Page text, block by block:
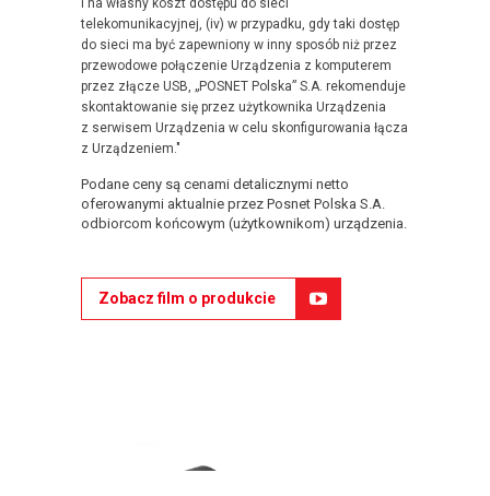
telekomunikacyjnej, (iv) w przypadku, gdy taki dostęp
do sieci ma być zapewniony w inny sposób niż przez
przewodowe połączenie Urządzenia z komputerem
przez złącze USB, „POSNET Polska” S.A. rekomenduje
skontaktowanie się przez użytkownika Urządzenia
z serwisem Urządzenia w celu skonfigurowania łącza
z Urządzeniem."
Podane ceny są cenami detalicznymi netto
oferowanymi aktualnie przez Posnet Polska S.A.
odbiorcom końcowym (użytkownikom) urządzenia.
Zobacz film o produkcie